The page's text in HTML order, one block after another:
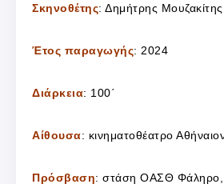
Σκηνοθέτης: Δημήτρης Μουζακίτης
Έτος παραγωγής: 2024
Διάρκεια: 100΄
Αίθουσα: κινηματοθέατρο
Πρόσβαση: στάση ΟΑΣΘ Φάληρο,